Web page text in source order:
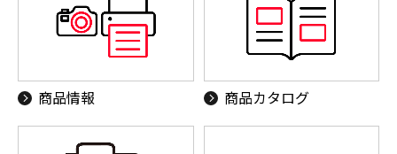
商品情報 商品カタログ